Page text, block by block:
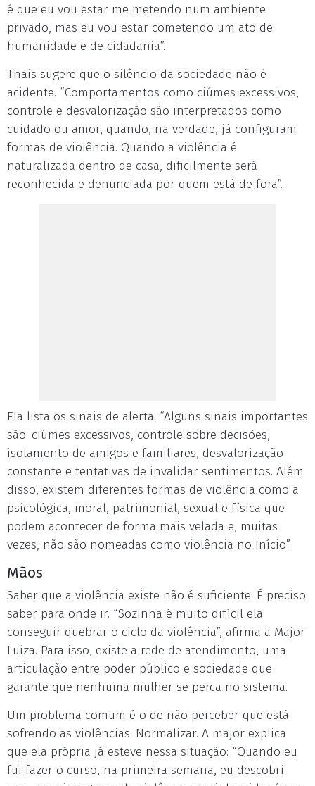
é que eu vou estar me metendo num ambiente
privado, mas eu vou estar cometendo um ato de
humanidade e de cidadania”.
Thais sugere que o silêncio da sociedade não é
acidente. “Comportamentos como ciúmes excessivos,
controle e desvalorização são interpretados como
cuidado ou amor, quando, na verdade, já configuram
formas de violência. Quando a violência é
naturalizada dentro de casa, dificilmente será
reconhecida e denunciada por quem está de fora”.
Ela lista os sinais de alerta. “Alguns sinais importantes
são: ciúmes excessivos, controle sobre decisões,
isolamento de amigos e familiares, desvalorização
constante e tentativas de invalidar sentimentos. Além
disso, existem diferentes formas de violência como a
psicológica, moral, patrimonial, sexual e física que
podem acontecer de forma mais velada e, muitas
vezes, não são nomeadas como violência no início”.
Mãos
Saber que a violência existe não é suficiente. É preciso
saber para onde ir. “Sozinha é muito difícil ela
conseguir quebrar o ciclo da violência”, afirma a Major
Luiza. Para isso, existe a rede de atendimento, uma
articulação entre poder público e sociedade que
garante que nenhuma mulher se perca no sistema.
Um problema comum é o de não perceber que está
sofrendo as violências. Normalizar. A major explica
que ela própria já esteve nessa situação: “Quando eu
fui fazer o curso, na primeira semana, eu descobri